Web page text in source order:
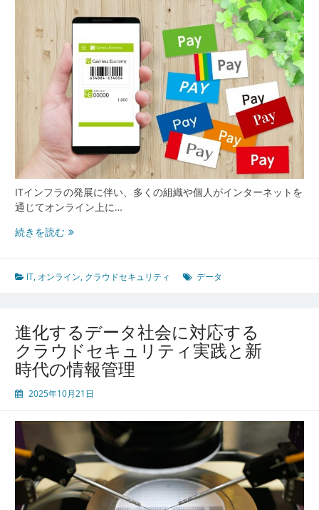
常
監
視
と
進
化
す
る
脅
威
策
ITインフラの発展に伴い、多くの組織や個人がインターネットを
通じてオンライン上に…
続きを読むク
ド
セ
リ
テ
ィ
で
守
オ
ラ
イ
ン
時
IT, オンライン, クラウドセキュリティ データ
進化するデータ社会に対応する
クラウドセキュリティ実践と新
時代の情報管理
2025年10月21日